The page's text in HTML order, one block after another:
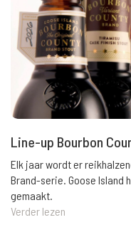
Line-up Bourbon
Elk jaar wordt er
Brand-serie. Goose Island
gemaakt.
Verder lezen